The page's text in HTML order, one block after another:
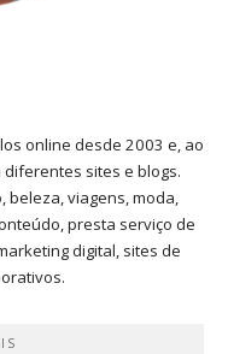
online desde 2003 e, ao
sites e blogs.
beleza, viagens, moda,
presta serviço de
digital, sites de